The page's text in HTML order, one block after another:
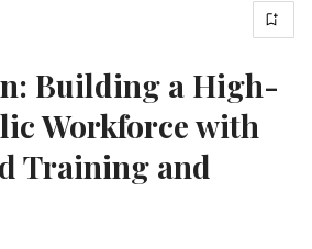
Building a High-
Workforce with
Training and